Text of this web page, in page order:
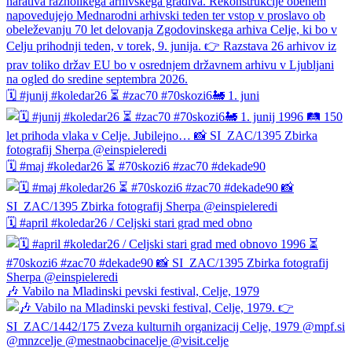
🗓️ #junij #koledar26 ⏳ #zac70 #70skozi6🚂 1. juni
🗓️ #maj #koledar26 ⏳ #70skozi6 #zac70 #dekade90
🗓️ #april #koledar26 / Celjski stari grad med obno
🎶 Vabilo na Mladinski pevski festival, Celje, 1979